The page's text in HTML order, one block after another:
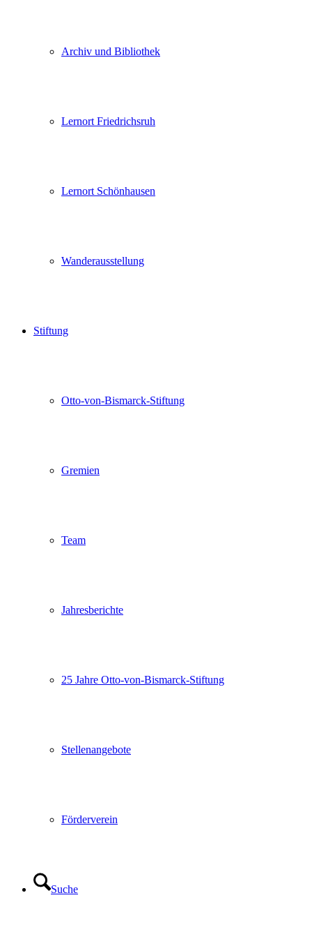
Archiv und Bibliothek
Lernort Friedrichsruh
Lernort Schönhausen
Wanderausstellung
Stiftung
Otto-von-Bismarck-Stiftung
Gremien
Team
Jahresberichte
25 Jahre Otto-von-Bismarck-Stiftung
Stellenangebote
Förderverein
Suche